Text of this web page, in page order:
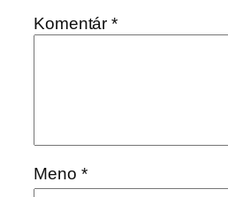
Komentár*
Meno *